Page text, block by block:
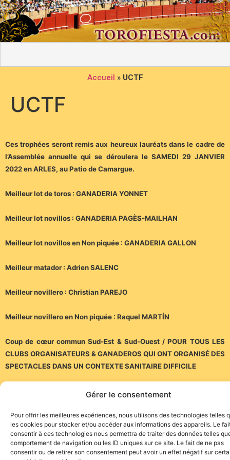
Gérer le consentement
Pour offrir les meilleures expériences, nous utilisons des technologies telles
les cookies pour stocker et/ou accéder aux informations des appareils. Le
consentir à ces technologies nous permettra de traiter des données telles
comportement de navigation ou les ID uniques sur ce site. Le fait de ne pas
consentir ou de retirer son consentement peut avoir un effet négatif sur
Accueil » UCTF
UCTF
Ces trophées seront remis aux heureux lauréats dans le cadre de
l’Assemblée annuelle qui se déroulera le SAMEDI 29 JANVIER
2022 en ARLES, au Patio de Camargue.
Meilleur lot de toros : GANADERIA YONNET
Meilleur lot novillos : GANADERIA PAGÈS-MAILHAN
Meilleur lot novillos en Non piquée : GANADERIA GALLON
Meilleur matador : Adrien SALENC
Meilleur novillero : Christian PAREJO
Meilleur novillero en Non piquée : Raquel MARTÍN
Coup de cœur commun Sud-Est & Sud-Ouest / POUR TOUS LES
CLUBS ORGANISATEURS & GANADEROS QUI ONT ORGANISÉ DES
SPECTACLES DANS UN CONTEXTE SANITAIRE DIFFICILE
Une adresse URL à retenir :https://www.uctf.fr/